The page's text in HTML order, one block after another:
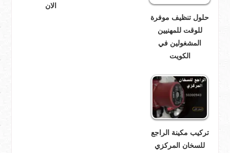
حلول تنظيف موفرة
للوقت للمهنيين
المشغولين في
الكويت
الان
تركيب مكينة الراجع
للسخان المركزي